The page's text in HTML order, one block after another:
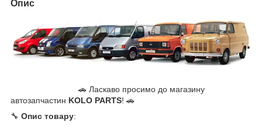
Опис
🚗 Ласкаво просимо до магазину
автозапчастин KOLO PARTS! 🚗
🔧 Опис товару: